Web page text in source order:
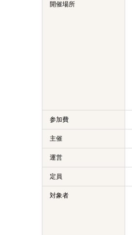
開催場所
参加費
主催
運営
定員
対象者